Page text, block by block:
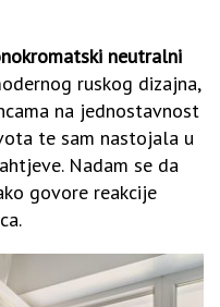
neutralni
ruskog dizajna,
na jednostavnost
te sam nastojala u
Nadam se da
govore reakcije